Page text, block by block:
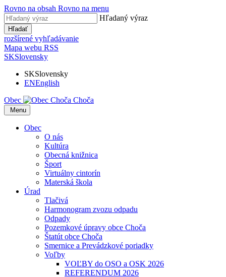
Rovno na obsah Rovno na menu
Hľadaný výraz
Hľadať
rozšírené vyhľadávanie
Mapa webu RSS
SKSlovensky
SKSlovensky
ENEnglish
Obec
Choča
Menu
Obec
O nás
Kultúra
Obecná knižnica
Šport
Virtuálny cintorín
Materská škola
Úrad
Tlačivá
Harmonogram zvozu odpadu
Odpady
Pozemkové úpravy obce Choča
Štatút obce Choča
Smernice a Prevádzkové poriadky
Voľby
VOĽBY do OSO a OSK 2026
REFERENDUM 2026